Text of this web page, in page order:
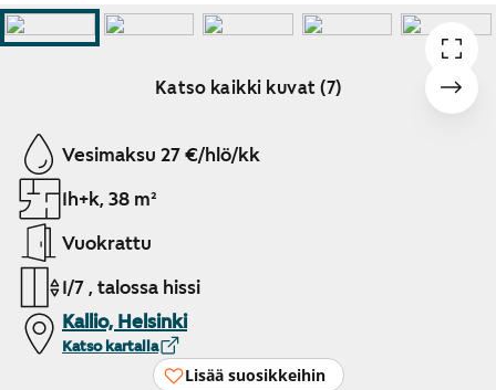
Katso kaikki kuvat (7)
Näytetään dia 1 / 7
Vesimaksu 27 €/hlö/kk
1h+k, 38 m²
Vuokrattu
1/7 , talossa hissi
Kallio, Helsinki
Katso kartalla
Lisää suosikkeihin